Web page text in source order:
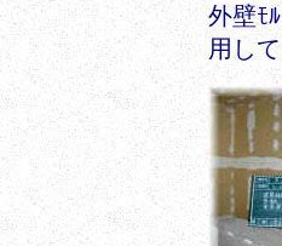
外壁ﾓ
用し